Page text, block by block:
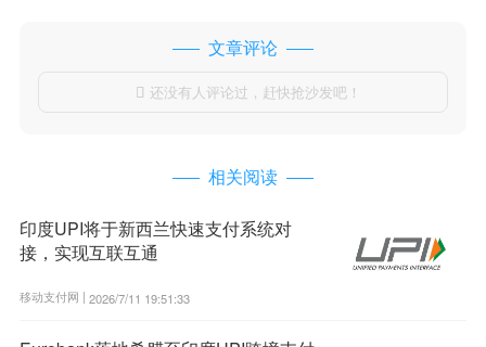
文章评论
 还没有人评论过，赶快抢沙发吧！
相关阅读
印度UPI将于新西兰快速支付系统对
接，实现互联互通
移动支付网 | 2026/7/11 19:51:33